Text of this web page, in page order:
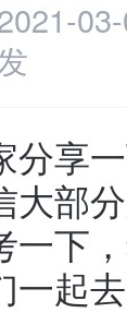
分享
大部
一下
一起